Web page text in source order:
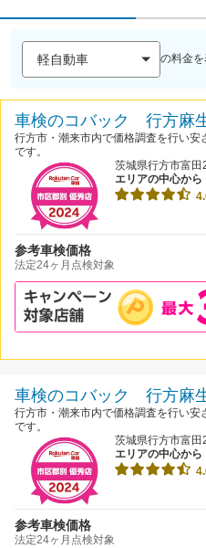
の料金
車検のコバック 行方麻
行方市・潮来市内で価格調査を行い
です。
茨城県行方市富田
エリアの中心から
参考車検価格
法定24ヶ月点検対象
車検のコバック 行方麻
行方市・潮来市内で価格調査を行い
です。
茨城県行方市富田
エリアの中心から
参考車検価格
法定24ヶ月点検対象